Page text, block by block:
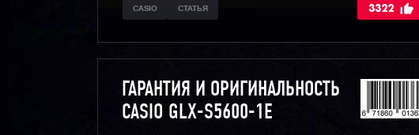
CASIO СТАТЬЯ 3322
ГАРАНТИЯ И ОРИГИНАЛЬНОСТЬ
CASIO GLX-S5600-1E